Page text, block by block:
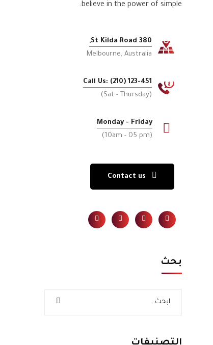
believe in the power of simple.
380 St Kilda Road,
Melbourne, Australia
Call Us: (210) 123-451
(Sat - Thursday)
Monday - Friday
(10am - 05 pm)
Contact us
بحث
التصنيفات